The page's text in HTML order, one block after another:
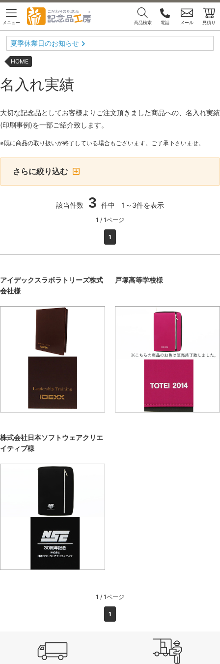
メニュー 商品検索 電話 メール 見積り
夏季休業日のお知らせ
HOME
名入れ実績
⼤切な記念品としてお客様よりご注⽂頂きました商品への、名⼊れ実績
(印刷事例)を⼀部ご紹介致します。
※既に商品の取り扱いが終了している場合もございます。ご了承下さいませ。
さらに絞り込む
該当件数 3 件中 1～3件を表示
1 / 1ページ
1
アイデックスラボラトリーズ株式
会社様
戸塚高等学校様
株式会社日本ソフトウェアクリエ
イティブ様
1 / 1ページ
1